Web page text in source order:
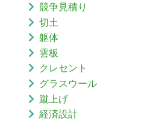
競争見積り
切土
躯体
雲板
クレセント
グラスウール
蹴上げ
経済設計